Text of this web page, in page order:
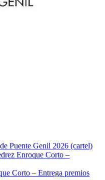
Puente Genil 2026 (cartel)
Enroque Corto –
Corto – Entrega premios